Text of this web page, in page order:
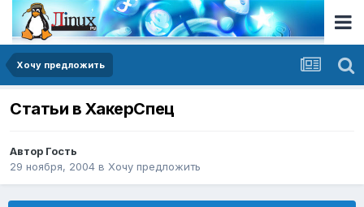
Хочу предложить
Статьи в ХакерСпец
Автор Гость
29 ноября, 2004 в Хочу предложить